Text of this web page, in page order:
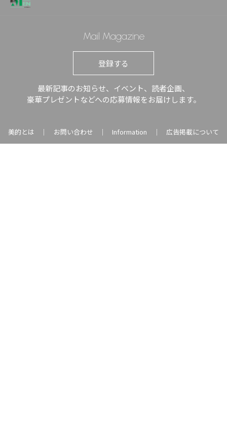
Mail Magazine
登録する
最新記事のお知らせ、イベント、読者企画、
豪華プレゼントなどへの応募情報をお届けします。
美的とは ｜ お問い合わせ ｜ Information ｜ 広告掲載について